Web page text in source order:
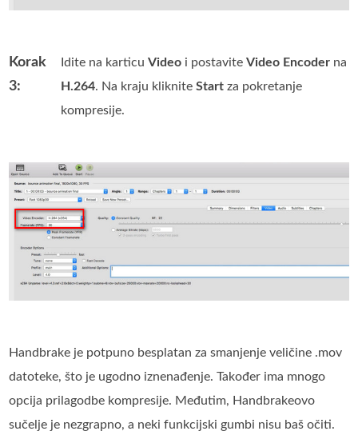
Korak
3:
Idite na karticuVideo i postaviteVideo Encoder na
H.264. Na kraju klikniteStart za pokretanje
kompresije.
Handbrake je potpuno besplatan za smanjenje veličine .mov
datoteke, što je ugodno iznenađenje. Također ima mnogo
opcija prilagodbe kompresije. Međutim, Handbrakeovo
sučelje je nezgrapno, a neki funkcijski gumbi nisu baš očiti.